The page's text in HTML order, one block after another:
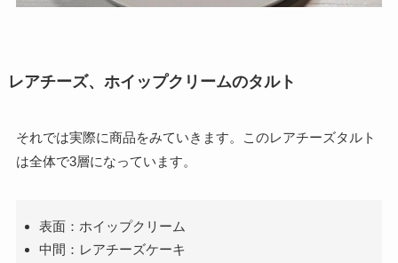
レアチーズ、ホイップクリームのタルト
それでは実際に商品をみていきます。このレアチーズタルト
は全体で3層になっています。
表面：ホイップクリーム
中間：レアチーズケーキ